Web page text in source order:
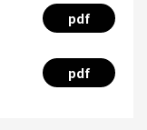
pdf
pdf